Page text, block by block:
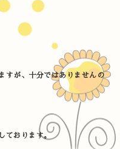
すが、十分ではありませんの
ております。